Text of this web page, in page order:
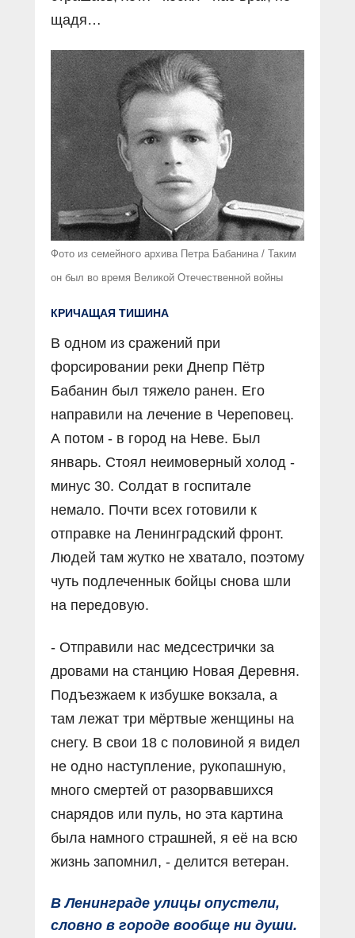
щадя…
Фото из семейного архива Петра Бабанина / Таким
он был во время Великой Отечественной войны
КРИЧАЩАЯ ТИШИНА
В одном из сражений при
форсировании реки Днепр Пётр
Бабанин был тяжело ранен. Его
направили на лечение в Череповец.
А потом - в город на Неве. Был
январь. Стоял неимоверный холод -
минус 30. Солдат в госпитале
немало. Почти всех готовили к
отправке на Ленинградский фронт.
Людей там жутко не хватало, поэтому
чуть подлеченнык бойцы снова шли
на передовую.
- Отправили нас медсестрички за
дровами на станцию Новая Деревня.
Подъезжаем к избушке вокзала, а
там лежат три мёртвые женщины на
снегу. В свои 18 с половиной я видел
не одно наступление, рукопашную,
много смертей от разорвавшихся
снарядов или пуль, но эта картина
была намного страшней, я её на всю
жизнь запомнил, - делится ветеран.
В Ленинграде улицы опустели,
словно в городе вообще ни души.